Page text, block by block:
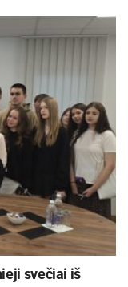
svečiai iš